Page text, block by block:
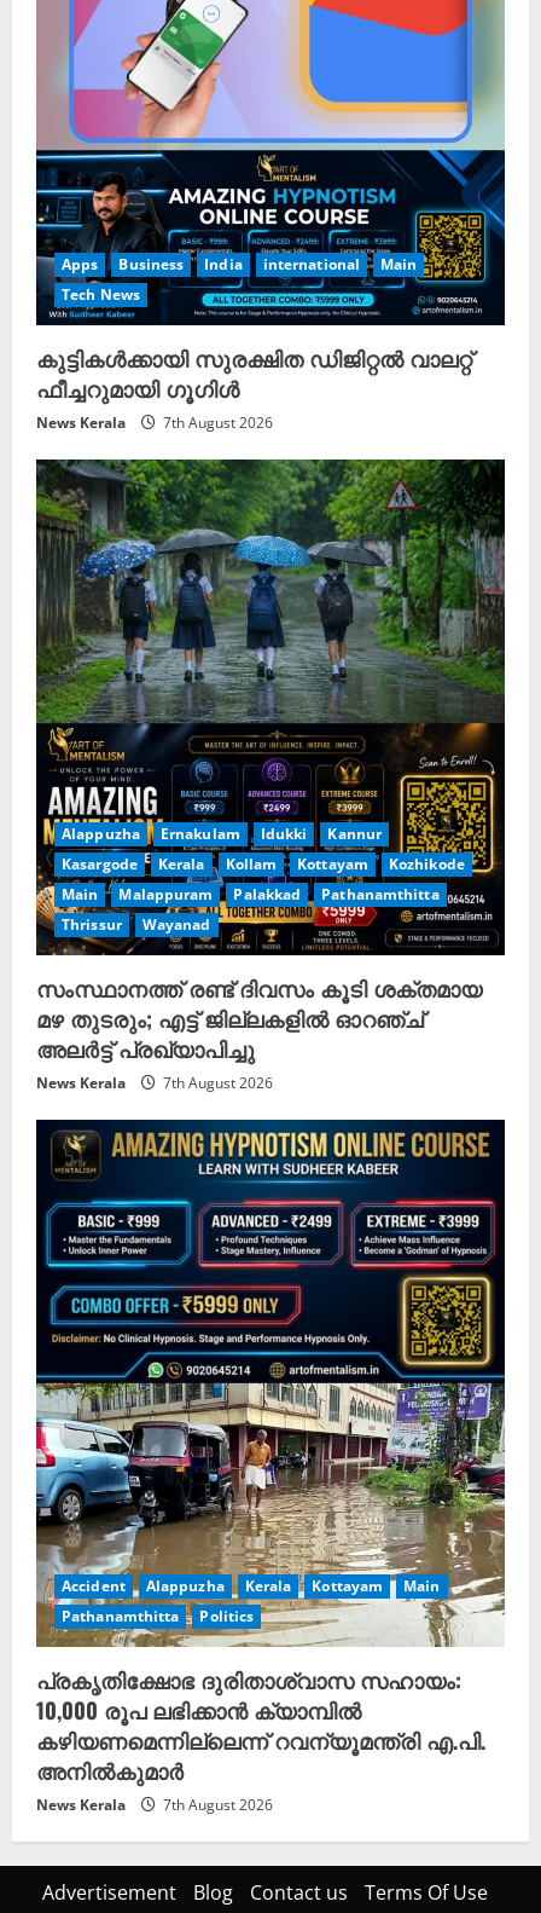
Apps Business India international
Main
Tech News
കുട്ടികൾക്കായി സുരക്ഷിത ഡിജിറ്റൽ വാലറ്റ്
ഫീച്ചറുമായി ഗൂഗിൾ
News Kerala 7th August 2026
Alappuzha Ernakulam Idukki
Kannur
Kasargode
Kerala Kollam Kottayam
Kozhikode
Main
Malappuram Palakkad
Pathanamthitta
Thrissur
Wayanad
സംസ്ഥാനത്ത് രണ്ട് ദിവസം കൂടി ശക്തമായ
മഴ തുടരും; എട്ട് ജില്ലകളിൽ ഓറഞ്ച്
അലർട്ട് പ്രഖ്യാപിച്ചു
News Kerala 7th August 2026
Accident Alappuzha Kerala Kottayam
Main
Pathanamthitta
Politics
പ്രകൃതിക്ഷോഭ ദുരിതാശ്വാസ സഹായം:
10,000 രൂപ ലഭിക്കാൻ ക്യാമ്പിൽ
കഴിയണമെന്നില്ലെന്ന് റവന്യൂമന്ത്രി എ.പി.
അനിൽകുമാർ
News Kerala 7th August 2026
Advertisement Blog Contact us Terms Of Use